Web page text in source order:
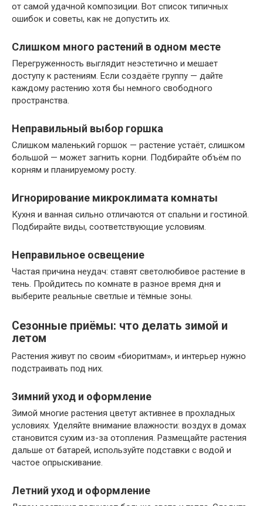
от самой удачной композиции. Вот список типичных
ошибок и советы, как не допустить их.
Слишком много растений в одном месте
Перегруженность выглядит неэстетично и мешает
доступу к растениям. Если создаёте группу — дайте
каждому растению хотя бы немного свободного
пространства.
Неправильный выбор горшка
Слишком маленький горшок — растение устаёт, слишком
большой — может загнить корни. Подбирайте объём по
корням и планируемому росту.
Игнорирование микроклимата комнаты
Кухня и ванная сильно отличаются от спальни и гостиной.
Подбирайте виды, соответствующие условиям.
Неправильное освещение
Частая причина неудач: ставят светолюбивое растение в
тень. Пройдитесь по комнате в разное время дня и
выберите реальные светлые и тёмные зоны.
Сезонные приёмы: что делать зимой и
летом
Растения живут по своим «биоритмам», и интерьер нужно
подстраивать под них.
Зимний уход и оформление
Зимой многие растения цветут активнее в прохладных
условиях. Уделяйте внимание влажности: воздух в домах
становится сухим из-за отопления. Размещайте растения
дальше от батарей, используйте подставки с водой и
частое опрыскивание.
Летний уход и оформление